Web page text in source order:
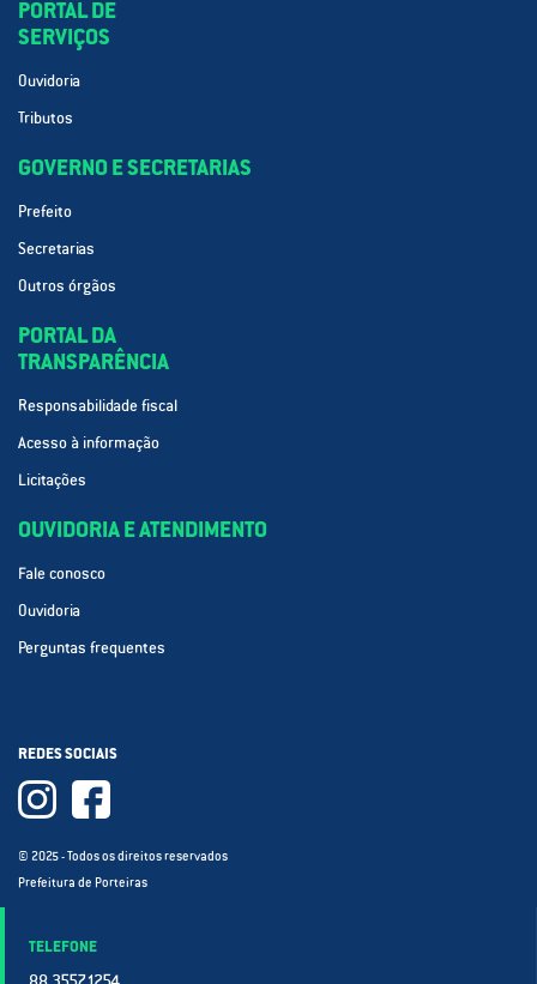
PORTAL DE
SERVIÇOS
Ouvidoria
Tributos
GOVERNO E SECRETARIAS
Prefeito
Secretarias
Outros órgãos
PORTAL DA
TRANSPARÊNCIA
Responsabilidade fiscal
Acesso à informação
Licitações
OUVIDORIA E ATENDIMENTO
Fale conosco
Ouvidoria
Perguntas frequentes
REDES SOCIAIS
© 2025 - Todos os direitos reservados
Prefeitura de Porteiras
TELEFONE